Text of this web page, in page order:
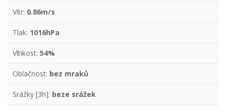
Vítr: 0.86m/s
Tlak: 1016hPa
Vlhkost: 54%
Oblačnost: bez mraků
Srážky [3h]: beze srážek